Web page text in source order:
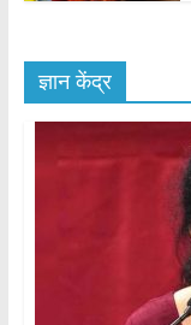
ज्ञान केंद्र